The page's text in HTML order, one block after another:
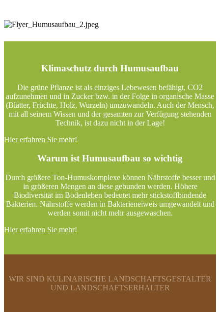
Klimaschutz durch Humusaufbau
Die grüne Pflanze ist als einziges Lebewesen befähigt, CO2
aufzunehmen und in Zucker bzw. in der Folge in organische Masse
(Blätter, Früchte, Holz, Wurzeln) umzuwandeln. Auch der Mensch,
mit all seinem Wissen und der gesamten zur Verfügung stehenden
Technik, ist dazu nicht in der Lage!
Hier erfahren Sie mehr!
Warum ist Humusaufbau so wichtig
Durch größere Ton-Humuskomplexe können Nährstoffe besser und
in größeren Mengen an diese gebunden werden. Höhere
Biodiversität im Bodenleben bedeutet mehr stickstoffbindende
Bakterien. Nährstoffe werden in Bakterieneiweis umgewandelt und
werden somit nicht mehr ausgewaschen.
Hier erfahren Sie mehr!
WIR SIND KULINARISCHE LANDSCHAFTSGESTALTER
UND LANDSCHAFTSERHALTER